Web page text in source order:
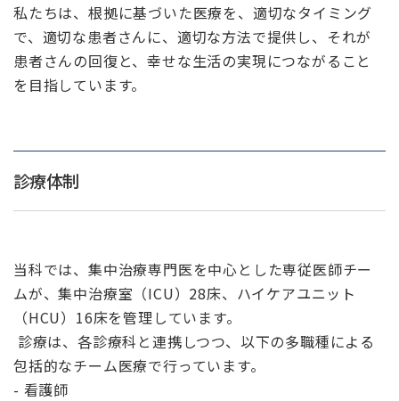
私たちは、根拠に基づいた医療を、適切なタイミング
で、適切な患者さんに、適切な方法で提供し、それが
患者さんの回復と、幸せな生活の実現につながること
を目指しています。
診療体制
当科では、集中治療専門医を中心とした専従医師チー
ムが、集中治療室（ICU）28床、ハイケアユニット
（HCU）16床を管理しています。
診療は、各診療科と連携しつつ、以下の多職種による
包括的なチーム医療で行っています。
- 看護師